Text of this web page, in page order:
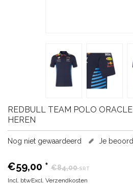
REDBULL TEAM POLO
HEREN
Nog niet gewaardeerd Je
€59,00 * €84,00SRT
Incl. btwExcl. Verzendkosten